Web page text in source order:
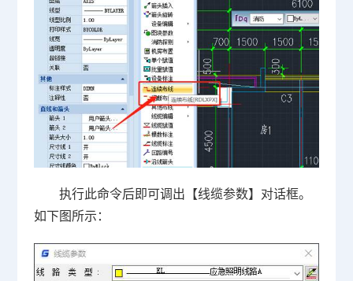
执行此命令后即可调出【线缆参数】对话框。
如下图所示：